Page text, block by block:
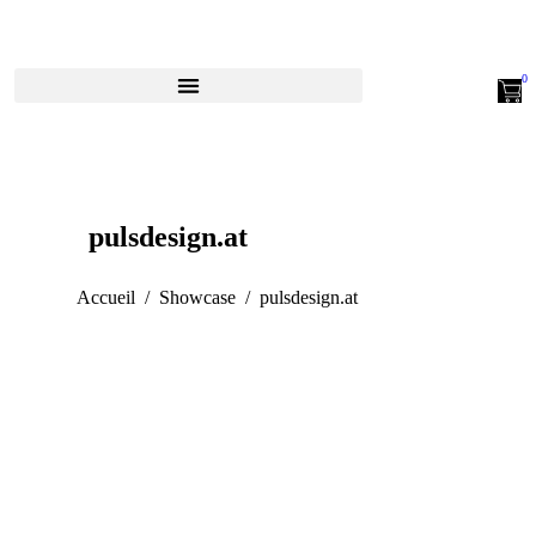
pulsdesign.at
Vous êtes ici :
Accueil Showcase pulsdesign.at